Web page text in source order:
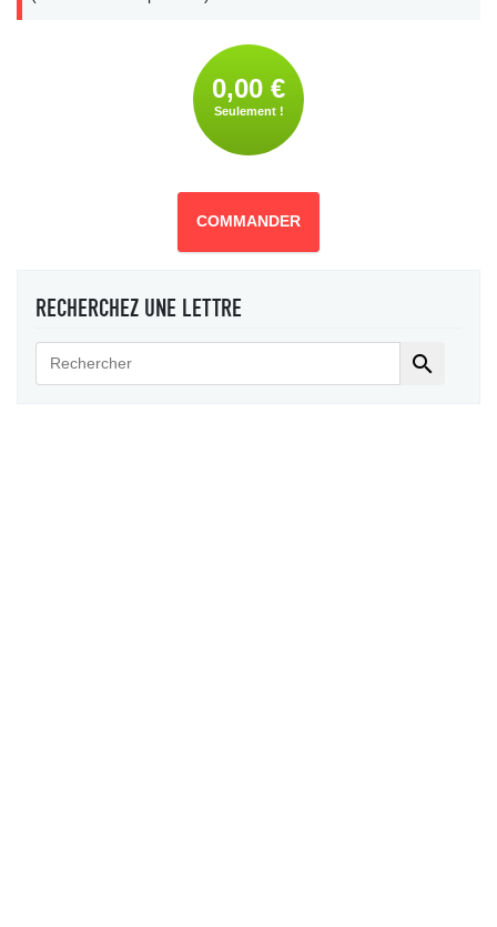
0,00 €
Seulement !
COMMANDER
RECHERCHEZ UNE LETTRE
